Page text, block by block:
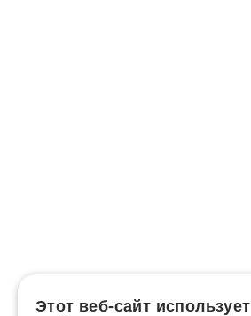
Этот веб-сайт использует